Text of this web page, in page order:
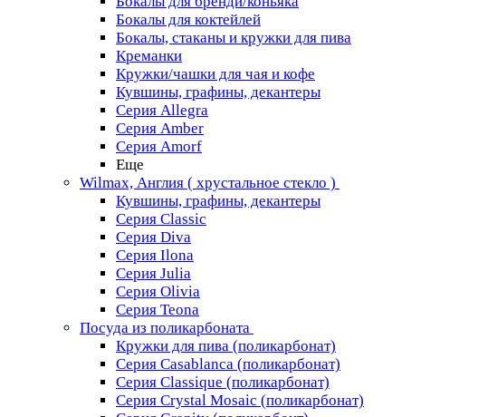
Бокалы для коктейлей
Бокалы, стаканы и кружки для пива
Креманки
Кружки/чашки для чая и кофе
Кувшины, графины, декантеры
Серия Allegra
Серия Amber
Серия Amorf
Еще
Wilmax, Англия ( хрустальное стекло )
Кувшины, графины, декантеры
Серия Classic
Серия Diva
Серия Ilona
Серия Julia
Серия Olivia
Серия Teona
Посуда из поликарбоната
Кружки для пива (поликарбонат)
Серия Casablanсa (поликарбонат)
Серия Classique (поликарбонат)
Серия Crystal Mosaic (поликарбонат)